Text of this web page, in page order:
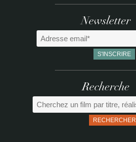
Newsletter
Recherche
RECHERCHER